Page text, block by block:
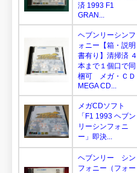
済 1993 F1
GRAN...
ヘブンリーシンフ
ォニー【箱・説明
書有り】清掃済 ４
本まで１個口で同
梱可 メガ・ＣＤ
MEGA CD...
メガCDソフト
「F1 1993 ヘブン
リーシンフォニ
ー」即決...
ヘブンリー シン
フォニー（フォー